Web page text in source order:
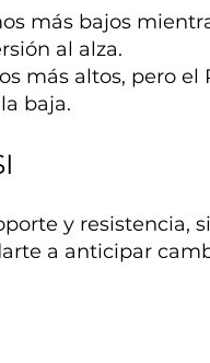
más bajos
al alza.
más altos, pero el
baja.
y resistencia,
a anticipar